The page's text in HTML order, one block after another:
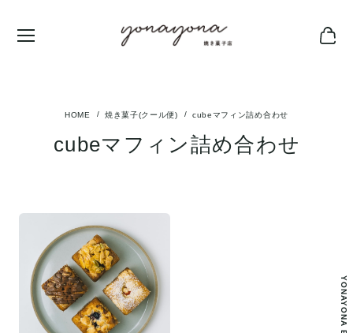
YONAYONA BAKE
焼き菓子(クール便) cubeマフィン詰め合わせ
cubeマフィン詰め合わせ